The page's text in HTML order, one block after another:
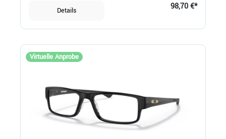
Details 98,70 €*
Virtuelle Anprobe